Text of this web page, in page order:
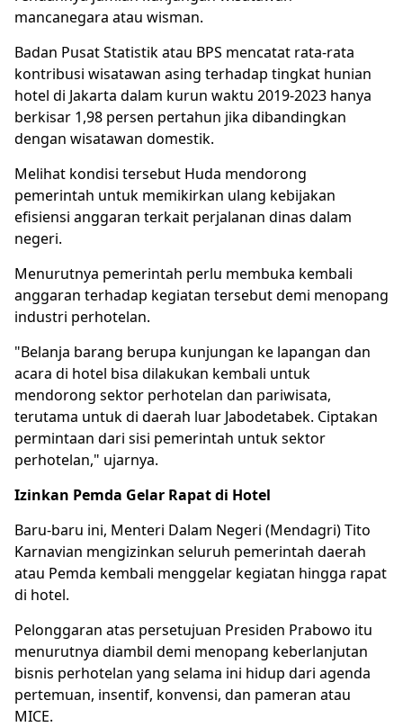
mancanegara atau wisman.
Badan Pusat Statistik atau BPS mencatat rata-rata
kontribusi wisatawan asing terhadap tingkat hunian
hotel di Jakarta dalam kurun waktu 2019-2023 hanya
berkisar 1,98 persen pertahun jika dibandingkan
dengan wisatawan domestik.
Melihat kondisi tersebut Huda mendorong
pemerintah untuk memikirkan ulang kebijakan
efisiensi anggaran terkait perjalanan dinas dalam
negeri.
Menurutnya pemerintah perlu membuka kembali
anggaran terhadap kegiatan tersebut demi menopang
industri perhotelan.
"Belanja barang berupa kunjungan ke lapangan dan
acara di hotel bisa dilakukan kembali untuk
mendorong sektor perhotelan dan pariwisata,
terutama untuk di daerah luar Jabodetabek. Ciptakan
permintaan dari sisi pemerintah untuk sektor
perhotelan," ujarnya.
Izinkan Pemda Gelar Rapat di Hotel
Baru-baru ini, Menteri Dalam Negeri (Mendagri)Tito
Karnavian mengizinkan seluruh pemerintah daerah
atau Pemda kembali menggelar kegiatan hingga rapat
di hotel.
Pelonggaran atas persetujuan Presiden Prabowo itu
menurutnya diambil demi menopang keberlanjutan
bisnis perhotelan yang selama ini hidup dari agenda
pertemuan, insentif, konvensi, dan pameran atau
MICE.